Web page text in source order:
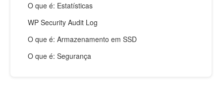
O que é: Estatísticas
WP Security Audit Log
O que é: Armazenamento em SSD
O que é: Segurança